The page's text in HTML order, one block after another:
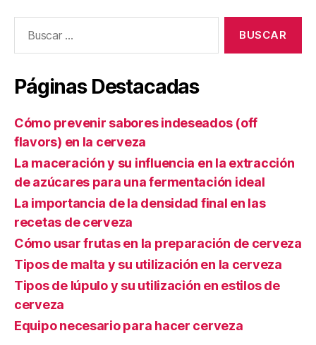
Páginas Destacadas
Cómo prevenir sabores indeseados (off
flavors) en la cerveza
La maceración y su influencia en la extracción
de azúcares para una fermentación ideal
La importancia de la densidad final en las
recetas de cerveza
Cómo usar frutas en la preparación de cerveza
Tipos de malta y su utilización en la cerveza
Tipos de lúpulo y su utilización en estilos de
cerveza
Equipo necesario para hacer cerveza